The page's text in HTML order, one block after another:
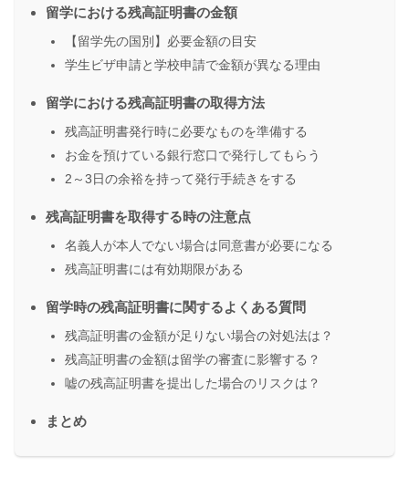
留学における残高証明書の金額
【留学先の国別】必要金額の目安
学生ビザ申請と学校申請で金額が異なる理由
留学における残高証明書の取得方法
残高証明書発行時に必要なものを準備する
お金を預けている銀行窓口で発行してもらう
2～3日の余裕を持って発行手続きをする
残高証明書を取得する時の注意点
名義人が本人でない場合は同意書が必要になる
残高証明書には有効期限がある
留学時の残高証明書に関するよくある質問
残高証明書の金額が足りない場合の対処法は？
残高証明書の金額は留学の審査に影響する？
嘘の残高証明書を提出した場合のリスクは？
まとめ